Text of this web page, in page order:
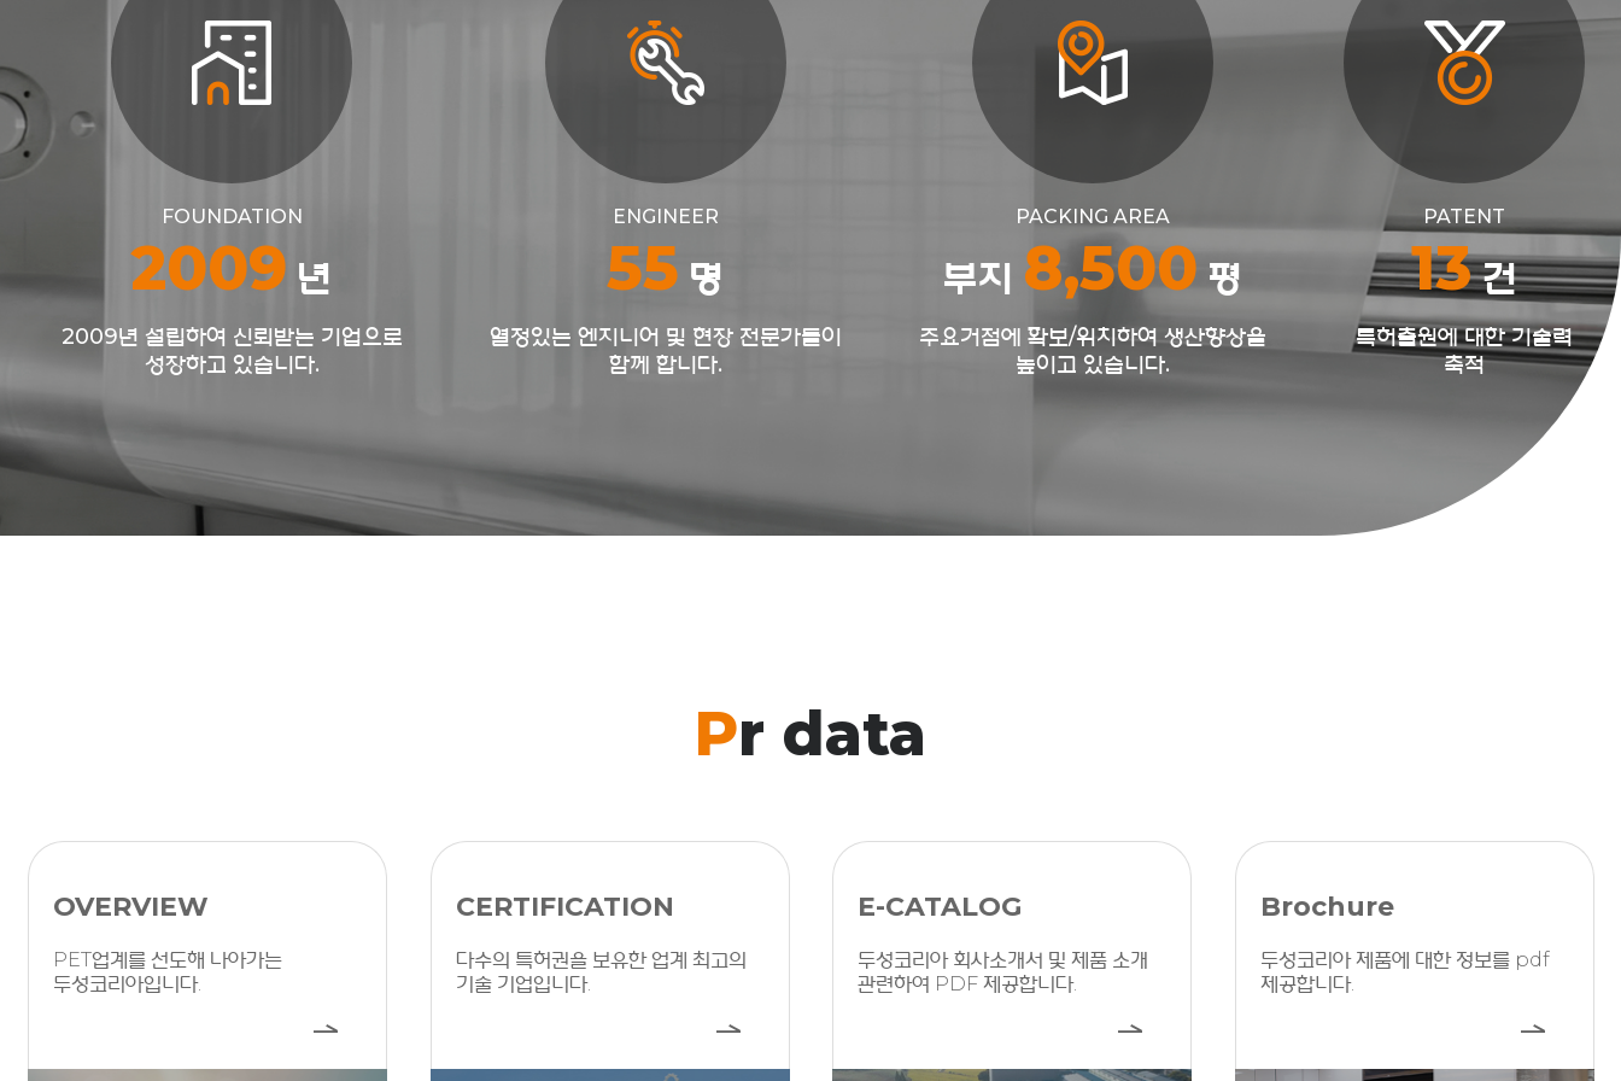
FOUNDATION
2009 년
2009년 설립하여 신뢰받는 기업으로
성장하고 있습니다.
ENGINEER
55 명
열정있는 엔지니어 및 현장 전문가들이
함께 합니다.
PACKING AREA
부지 8,500 평
주요거점에 확보/위치하여 생산향상을
높이고 있습니다.
PATENT
13건
특허출원에 대한 기술력
축적
Pr data
OVERVIEW
PET업계를 선도해 나아가는
두성코리아입니다.
CERTIFICATION
다수의 특허권을 보유한 업계 최고의
기술 기업입니다.
E-CATALOG
두성코리아 회사소개서 및 제품 소개
관련하여 PDF 제공합니다.
Brochure
두성코리아 제품에 대한 정보를 pdf
제공합니다.